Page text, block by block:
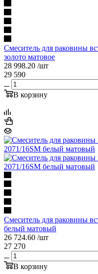
Смеситель для раковины
золото матовое
28 998.20 /шт
29 590
В корзину
Смеситель для раковины
белый матовый
26 724.60 /шт
27 270
В корзину